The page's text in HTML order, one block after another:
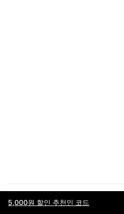
5,000원 할인 추천인 코드